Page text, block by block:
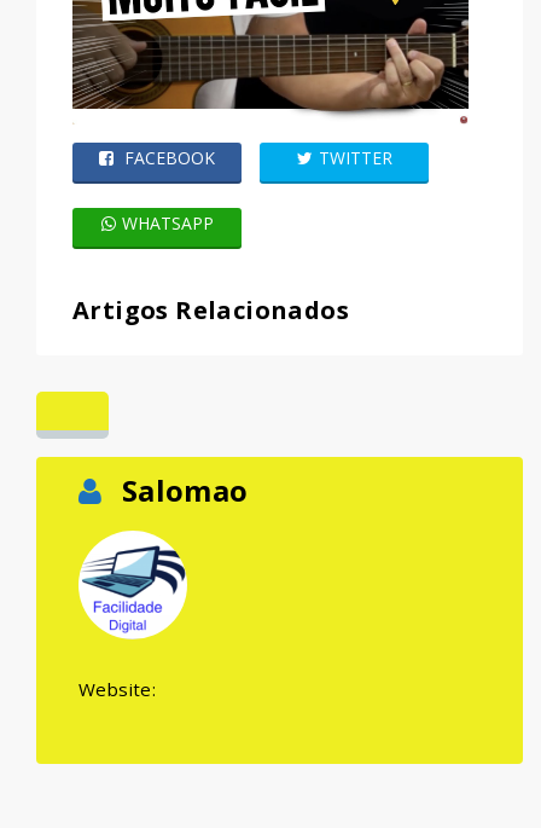
FACEBOOK TWITTER
WHATSAPP
Artigos Relacionados
Salomao
Website: